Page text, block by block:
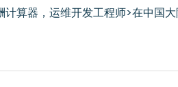
计算器，运维开发工程师>在中国